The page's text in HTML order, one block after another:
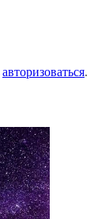
авторизоваться.